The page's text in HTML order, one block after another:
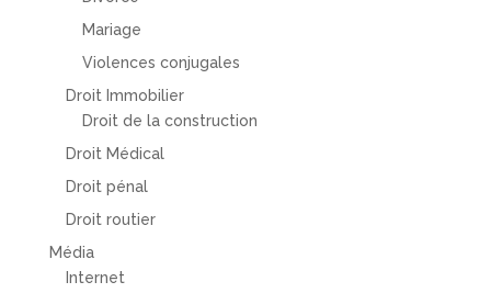
Mariage
Violences conjugales
Droit Immobilier
Droit de la construction
Droit Médical
Droit pénal
Droit routier
Média
Internet